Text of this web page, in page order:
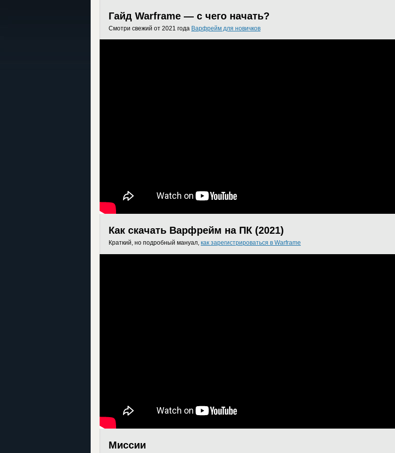
Гайд Warframe — с чего начать?
Смотри свежий от 2021 года Варфрейм для новичков
Как скачать Варфрейм на ПК (2021)
Краткий, но подробный мануал, как зарегистрироваться в Warframe
Миссии